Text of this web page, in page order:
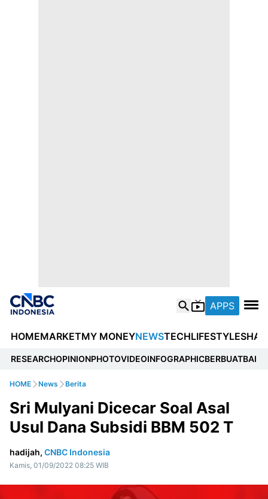
APPS
HOMEMARKETMY MONEYNEWSTECHLIFESTYLE
RESEARCHOPINIONPHOTOVIDEOINFOGRAPHIC
HOME News Berita
Sri Mulyani Dicecar Soal Asal
Usul Dana Subsidi BBM 502 T
hadijah, CNBC Indonesia
Kamis, 01/09/2022 08:25 WIB